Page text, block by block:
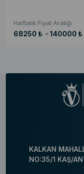
Haftalık Fiyat Aralığı
68250 ₺ - 140000 ₺
KALKAN
NO:35/1 KAŞ/